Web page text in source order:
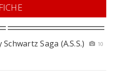
Saga (A.S.S.)
10